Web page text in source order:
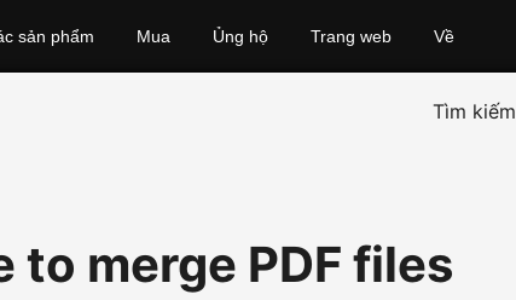
sản phẩm Mua Ủng hộ Trang web Về
Tìm kiếm
to merge PDF files